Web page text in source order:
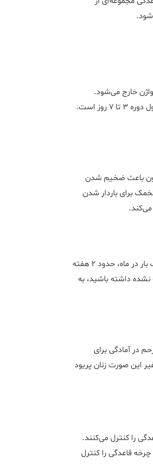
خارج می‌شود.
ترشحات قاعدگی حاوی خون، مخاط و تعدادی سلول از پوشش داخلی رحم است. متوسط طول دوره 3 تا 7 روز است.
تغییر سطح هورمون باعث ضخیم شدن
برای باردار شدن
می‌کند.
زمانی است که یک تخمک بالغ از تخمدان آزاد می‌شود. این موضوع معمولا یک بار در ماه، حدود 2 هفته
داشته باشید، به
در آمادگی برای
این صورت زنان پریود
را کنترل می‌کنند.
قاعدگی را کنترل